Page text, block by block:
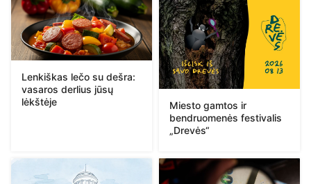
Lenkiškas lečo su dešra:
vasaros derlius jūsų
lėkštėje
Miesto gamtos ir
bendruomenės festivalis
„Drevės“